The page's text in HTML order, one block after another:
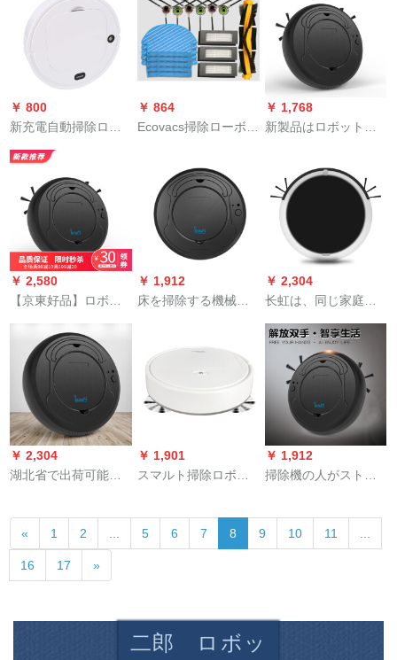
はマニュアルで家庭
用ほうきを押して取
ります。
合一体機のスポルト
掃除神器にプロシュ
ートします。黒はブ
ラシとワパの充電器
ロ【32 cm+掃除・モ
リプ】白
￥ 800
新充電自動掃除ロボ
者のインテル掃除機
ホワイト四合一
￥ 864
Ecovacs掃除ローボッ
DN 33 DN 55に適用
します、ローリング
ワpaーフート1
sh【DN 55 DN 33 DN
520】
￥ 1,768
新製品はロボットを
は全部自動的に掃除
します。
￥ 2,580
【京東好品】ロボッ
ト家庭を掃除するた
めの全自動ラインテ
ージにベットをモッ
ピングした三合一掃
機黒、
￥ 1,912
床を掃除する機械の
します。オルブロッ
ク掃除機は05【黒】
＋充電器は＋布をふ
きます。
￥ 2,304
长虹は、同じ家庭用
知能打扫ロボットと
一绪に、全自动扫除
机の充电多机能扫除
机602-品质はウォー
ウォークシムの家に
匹敌します。
￥ 2,304
湖北省で出荷可能な
さな家庭用全自動ベ
ッド引き機の三合一
体掃除機は、「黒」
￥ 1,901
スマルト掃除ロボッ
おっくな人が掃除す
る機械プロです。
￥ 1,912
掃除機の人がストフ
プロは気高くて、黒
*2枚の雑巾で一体に
« 1 2 5 6 7 8 9 10 11
16 17 »
二郎 ロボッ